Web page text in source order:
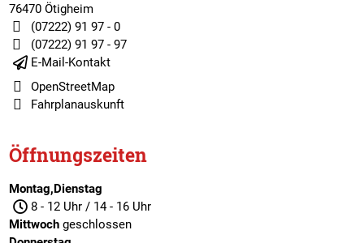
76470 Ötigheim
(07222) 91 97 - 0
(07222) 91 97 - 97
E-Mail-Kontakt
OpenStreetMap
Fahrplanauskunft
Öffnungszeiten
Montag,Dienstag
8 - 12 Uhr / 14 - 16 Uhr
Mittwochgeschlossen